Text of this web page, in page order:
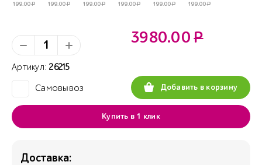
199.00Р 199.00Р 199.00Р 199.00Р 199.00Р 199.00Р
Артикул: 26215
Самовывоз
3980.00Р
Добавить в корзину
Купить в 1 клик
Доставка: